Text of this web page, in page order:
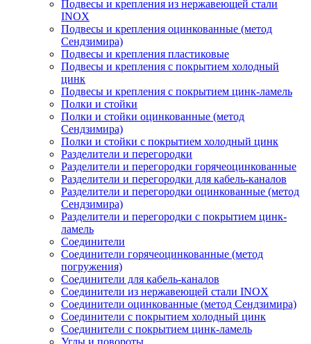
Подвесы и крепления из нержавеющей стали
INOX
Подвесы и крепления оцинкованные (метод
Сендзимира)
Подвесы и крепления пластиковые
Подвесы и крепления с покрытием холодный
цинк
Подвесы и крепления с покрытием цинк-ламель
Полки и стойки
Полки и стойки оцинкованные (метод
Сендзимира)
Полки и стойки с покрытием холодный цинк
Разделители и перегородки
Разделители и перегородки горячеоцинкованные
Разделители и перегородки для кабель-каналов
Разделители и перегородки оцинкованные (метод
Сендзимира)
Разделители и перегородки с покрытием цинк-
ламель
Соединители
Соединители горячеоцинкованные (метод
погружения)
Соединители для кабель-каналов
Соединители из нержавеющей стали INOX
Соединители оцинкованные (метод Сендзимира)
Соединители с покрытием холодный цинк
Соединители с покрытием цинк-ламель
Углы и повороты